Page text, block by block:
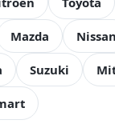
Mazda Nissan
Suzuki